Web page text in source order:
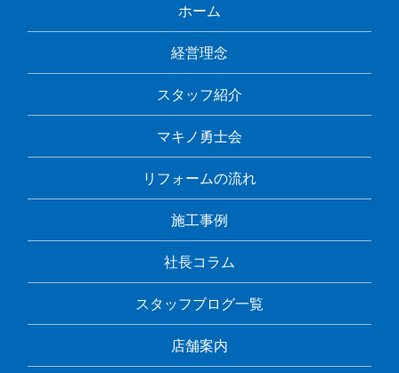
ホーム
経営理念
スタッフ紹介
マキノ勇士会
リフォームの流れ
施工事例
社長コラム
スタッフブログ一覧
店舗案内